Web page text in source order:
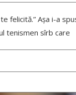
felicită.” Așa i-a
tenismen sîrb care